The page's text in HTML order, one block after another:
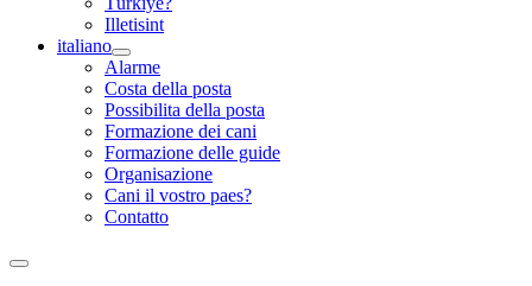
Illetisint
italiano
Alarme
Costa della posta
Possibilita della posta
Formazione dei cani
Formazione delle guide
Organisazione
Cani il vostro paes?
Contatto